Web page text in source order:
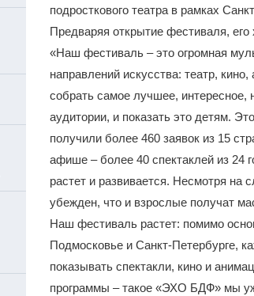
подросткового театра в рамках
Предваряя открытие фестиваля,
«Наш фестиваль – это огромная
направлений искусства: театр,
собрать самое лучшее, интересное,
аудитории, и показать это детям.
получили более 460 заявок из 15
афише – более 40 спектаклей из 24
растет и развивается. Несмотря на
убежден, что и взрослые получат
Наш фестиваль растет: помимо
Подмосковье и Санкт-Петербурге,
показывать спектакли, кино и
программы – такое «ЭХО БДФ» мы